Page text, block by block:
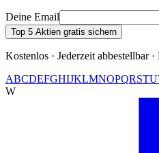
Deine Email
Top 5 Aktien gratis sichern
Kostenlos · Jederzeit abbestellbar
ABCDEFGHIJKLMNOPQRSTU
W